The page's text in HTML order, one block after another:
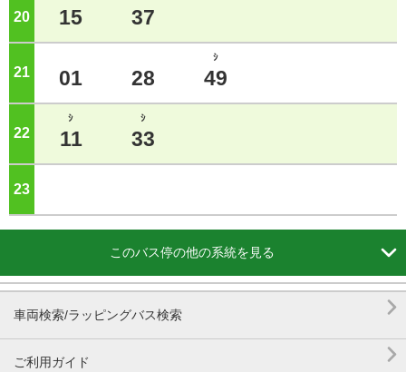
20 15 37
21 01 28
ｼ
49
22
ｼ
11
ｼ
33
23
このバス停の他の系統を見る 
車両検索/ラッピングバス検索 
ご利用ガイド 